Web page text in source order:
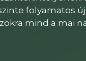
folyamatos
mind a mai